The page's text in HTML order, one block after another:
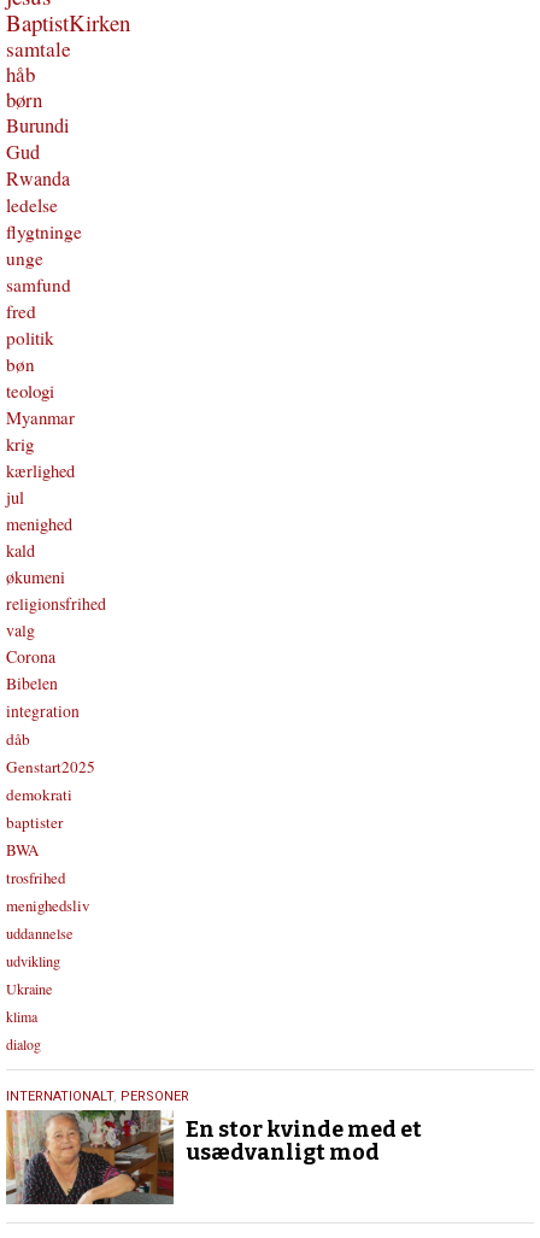
BaptistKirken
samtale
håb
børn
Burundi
Gud
Rwanda
ledelse
flygtninge
unge
samfund
fred
politik
bøn
teologi
Myanmar
krig
kærlighed
jul
menighed
kald
økumeni
religionsfrihed
valg
Corona
Bibelen
integration
dåb
Genstart2025
demokrati
baptister
BWA
trosfrihed
menighedsliv
uddannelse
udvikling
Ukraine
klima
dialog
5.
december
2017
INTERNATIONALT, PERSONER
En stor kvinde med et
usædvanligt mod